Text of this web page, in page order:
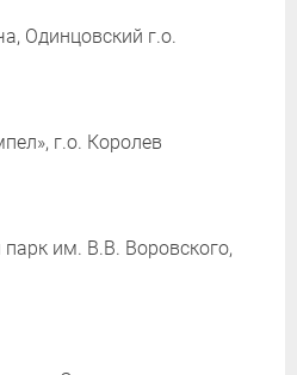
Одинцовский г.о.
г.о. Королев
им. В.В. Воровского,